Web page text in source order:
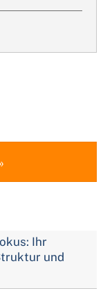
Ihr
und